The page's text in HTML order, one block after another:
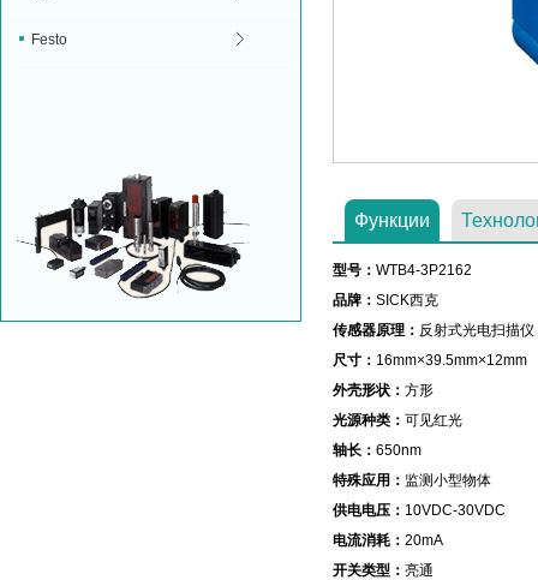
Festo
Функции
型号： WTB4-3P2162
品牌： SICK西克
传感器原理： 反射式光电扫描仪
尺寸： 16mm×39.5mm×12mm
外壳形状： 方形
光源种类： 可见红光
轴长： 650nm
特殊应用： 监测小型物体
供电电压： 10VDC-30VDC
电流消耗： 20mA
开关类型： 亮通